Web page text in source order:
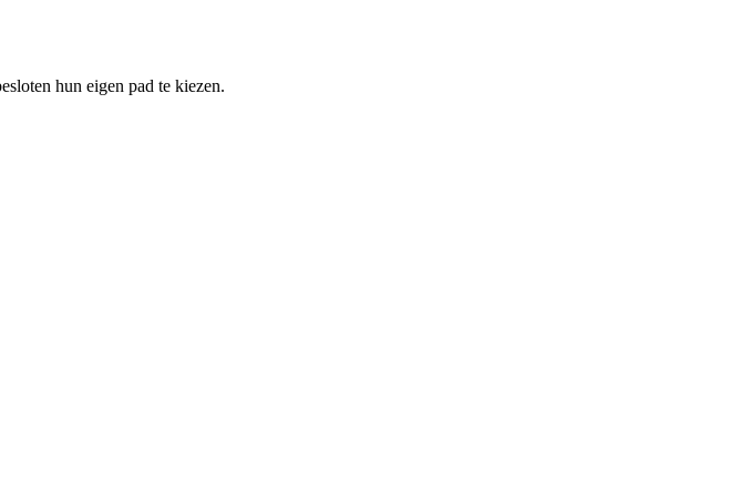
hun eigen pad te kiezen.